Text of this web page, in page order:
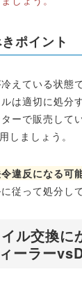
ポイント
えている状態
は適切に処分
ーで販売して
しましょう。
違反になる可
従って処分し
ル交換に
ーラー